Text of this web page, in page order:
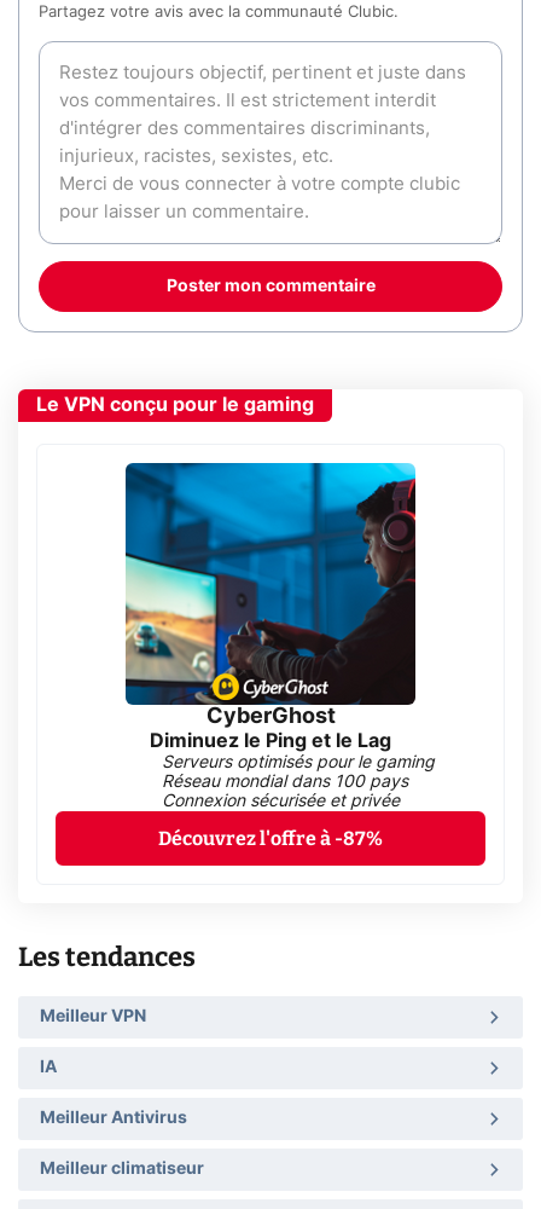
Partagez votre avis avec la communauté Clubic.
Poster mon commentaire
Le VPN conçu pour le gaming
CyberGhost
Diminuez le Ping et le Lag
Serveurs optimisés pour le gaming
Réseau mondial dans 100 pays
Connexion sécurisée et privée
Découvrez l'offre à -87%
Les tendances
Meilleur VPN
IA
Meilleur Antivirus
Meilleur climatiseur